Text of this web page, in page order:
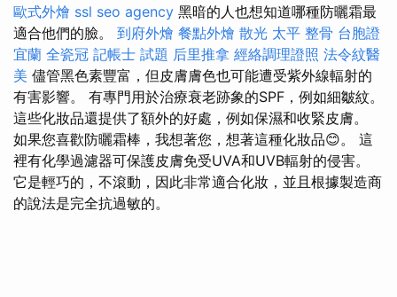
歐式外燴 ssl seo agency 黑暗的人也想知道哪種防曬霜最
適合他們的臉。 到府外燴 餐點外燴 散光 太平 整骨 台胞證
宜蘭 全瓷冠 記帳士 試題 后里推拿 經絡調理證照 法令紋醫
美 儘管黑色素豐富，但皮膚膚色也可能遭受紫外線輻射的
有害影響。 有專門用於治療衰老跡象的SPF，例如細皺紋。
這些化妝品還提供了額外的好處，例如保濕和收緊皮膚。
如果您喜歡防曬霜棒，我想著您，想著這種化妝品😊。 這
裡有化學過濾器可保護皮膚免受UVA和UVB輻射的侵害。
它是輕巧的，不滾動，因此非常適合化妝，並且根據製造商
的說法是完全抗過敏的。